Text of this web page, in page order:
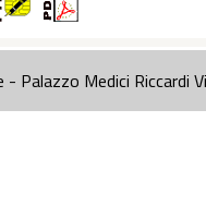
Medici Riccardi